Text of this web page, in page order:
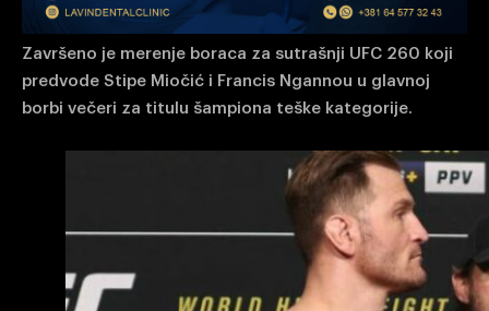
Završeno je merenje boraca za sutrašnji UFC 260 koji
predvode Stipe Miočić i Francis Ngannou u glavnoj
borbi večeri za titulu šampiona teške kategorije.